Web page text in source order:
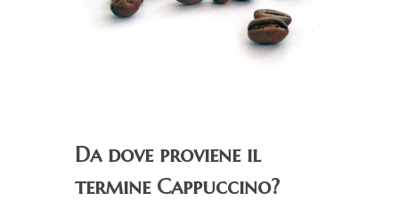
Da dove proviene il
termine Cappuccino?